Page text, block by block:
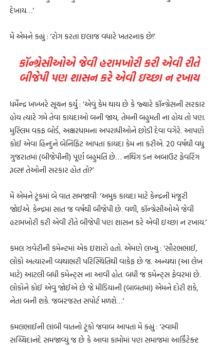
દેખાય…’
મેં એમને કહ્યું : ‘રોગ કરતાં ઇલાજ વધારે ખતરનાક છે!’
કૉન્ગ્રેસીઓએ જેવી હરામખોરી કરી એવી રીતે
બીજેપી પણ શાસન કરે એવી ઇચ્છા ન રખાય
ધર્મેન્દ્ર ખખ્ખરે સૂચન કર્યું : ‘એવું કેમ થાય છે કે જ્યારે કૉન્ગ્રેસની સરકાર
હોય ત્યારે ગમે તેવા કાયદાઓ બની જાય, તેમની બહુમતી ના હોય તો પણ.
મુસ્લિમ વકફ બોર્ડ, અક્ષરધામના અપરાધીઓને છોડી દેવા વગેરે. આપણે
કોઈ એવા હિન્દુને બેનિફિટ આપતા કાયદા કેમ ના કરીએ. 20 વર્ષથી વધુ
ગુજરાતમાં (બીજેપીની) પૂર્ણ બહુમતિ છે… નથિંગ ડન અબાઉટ ફેવરિંગ
રૂલ્સ! તેઓની સરકાર હોત તો?’
મેં એમને ટૂંકમાં બે વાત સમજાવીઃ ‘અમુક કાયદા માટે કેન્દ્રની મંજૂરી
જોઈએ. કેન્દ્રમાં સાત જ વર્ષથી બીજેપી છે. વળી, કૉન્ગ્રેસીઓએ જેવી
હરામખોરી કરી એવી રીતે બીજેપી પણ શાસન કરે એવી ઇચ્છા ન રખાય.’
કમલ ઝવેરીની કમેન્ટમાં એક ઇશારો હતો. એમણે લખ્યું : ‘સૌરભભાઈ,
લોકો અત્યારની વ્યથાભરી પરિસ્થિતિથી વાકેફ છે જ. અન્યથા (આ લેખ
માટે) આટલી બધી કમેન્ટ્સ ના આવી હોત. બધી જ કમેન્ટ્સ ફેવરમાં છે.
લોકોને કોઈ એવું જોઈએ છે જે મીડિયાની (બાબતમાં) એમને દોરી શકે,
નેતા બની શકે. જબરજસ્ત સપોર્ટ મળશે…’
કમલભાઈની લાંબી વાતનો ટૂંકો જવાબ આપતાં મેં કહ્યું : ‘સ્વામી
સચ્ચિદાનંદે સમજાવ્યું જ છે કે આવા કામોમાં પણ સમાજમાં આર્કિટેક્ટ